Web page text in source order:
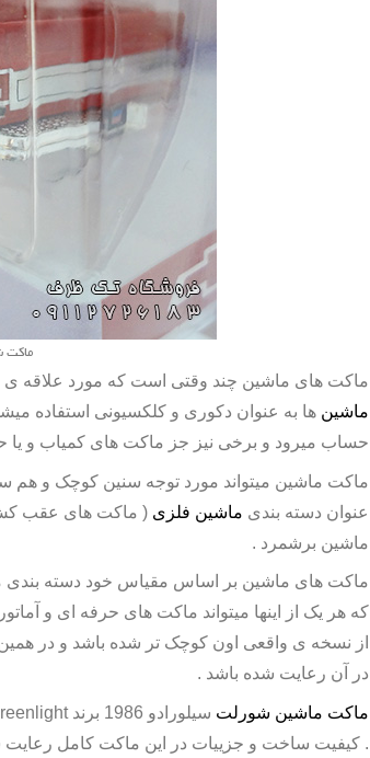
ماکت
ماکت های ماشین چند وقتی است که مورد علاقه ی
ماشین ها به عنوان دکوری و کلکسیونی استفاده
حساب میرود و برخی نیز جز ماکت های کمیاب و یا
ماکت ماشین میتواند مورد توجه سنین کوچک و هم
عنوان دسته بندی ماشین فلزی( ماکت های عقب کش
ماشین برشمرد .
که هر یک از اینها میتواند ماکت های حرفه ای و
از نسخه ی واقعی اون کوچک تر شده باشد و در
در آن رعایت شده باشد .
ماکت ماشین شورلت سیلورادو 1986 برند
. کیفیت ساخت و جزییات در این ماکت کامل رعایت